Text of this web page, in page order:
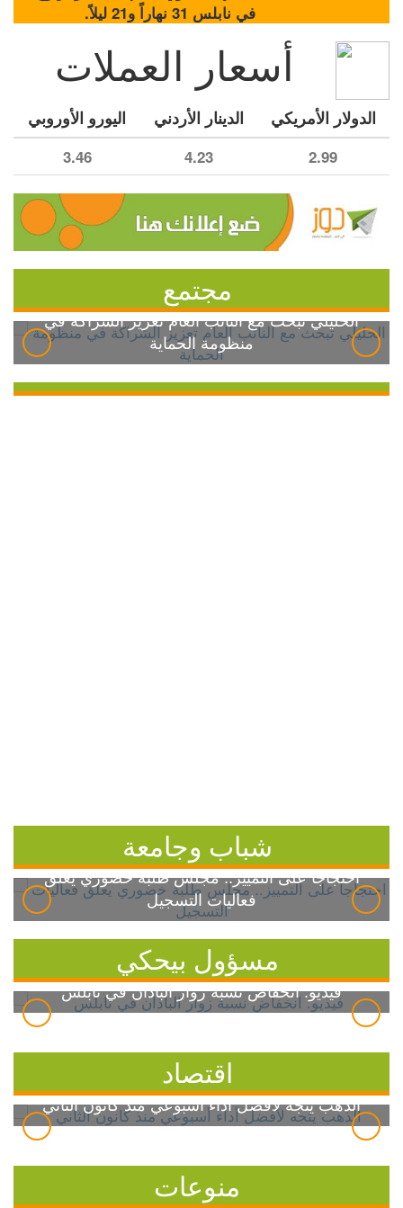
في نابلس 31 نهاراً و21 ليلاً.
أسعار العملات
الدولار الأمريكي الدينار الأردني اليورو الأوروبي
2.99
4.23
3.46
مجتمع
الخليلي تبحث مع النائب العام تعزيز الشراكة في
منظومة الحماية
شباب وجامعة
احتجاجاً على التمييز.. مجلس طلبة خضوري يعلق
فعاليات التسجيل
مسؤول بيحكي
فيديو: انخفاض نسبة زوار الباذان في نابلس
اقتصاد
الذهب يتجه لأفضل أداء أسبوعي منذ كانون الثاني
منوعات